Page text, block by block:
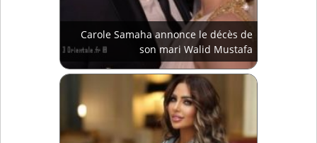
Carole Samaha annonce le décès de
son mari Walid Mustafa